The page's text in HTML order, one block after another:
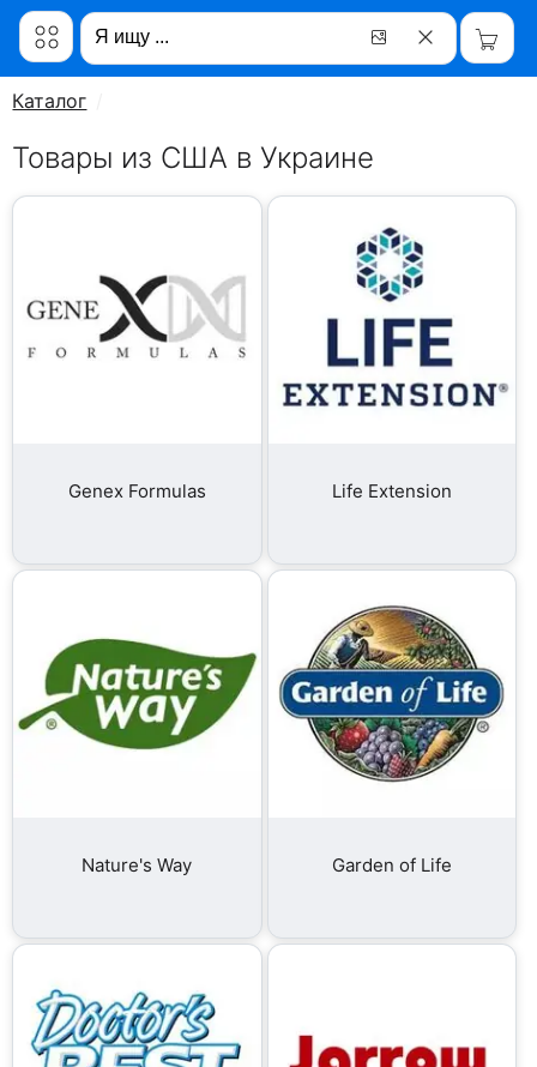
Каталог
Товары из США в Украине
Genex Formulas Life Extension
Nature's Way Garden of Life